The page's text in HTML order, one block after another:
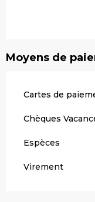
Moyens de
Cartes de
Chèques
Espèces
Virement